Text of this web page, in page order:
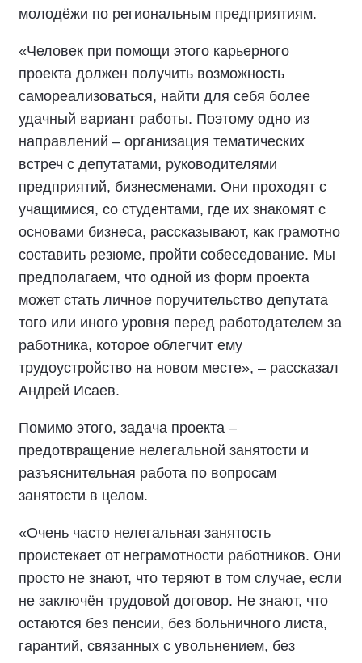
молодёжи по региональным предприятиям.
«Человек при помощи этого карьерного
проекта должен получить возможность
самореализоваться, найти для себя более
удачный вариант работы. Поэтому одно из
направлений – организация тематических
встреч с депутатами, руководителями
предприятий, бизнесменами. Они проходят с
учащимися, со студентами, где их знакомят с
основами бизнеса, рассказывают, как грамотно
составить резюме, пройти собеседование. Мы
предполагаем, что одной из форм проекта
может стать личное поручительство депутата
того или иного уровня перед работодателем за
работника, которое облегчит ему
трудоустройство на новом месте», – рассказал
Андрей Исаев.
Помимо этого, задача проекта –
предотвращение нелегальной занятости и
разъяснительная работа по вопросам
занятости в целом.
«Очень часто нелегальная занятость
проистекает от неграмотности работников. Они
просто не знают, что теряют в том случае, если
не заключён трудовой договор. Не знают, что
остаются без пенсии, без больничного листа,
гарантий, связанных с увольнением, без